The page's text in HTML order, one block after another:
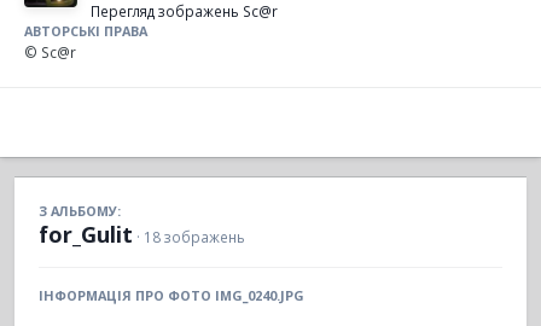
Перегляд зображень Sc@r
АВТОРСЬКІ ПРАВА
© Sc@r
З АЛЬБОМУ:
for_Gulit · 18 зображень
ІНФОРМАЦІЯ ПРО ФОТО IMG_0240.JPG